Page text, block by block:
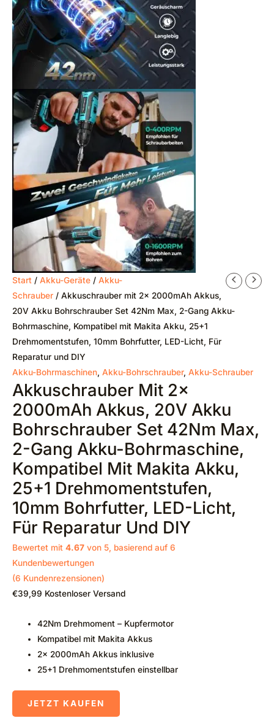
Start / Akku-Geräte / Akku-
Schrauber / Akkuschrauber mit 2x 2000mAh Akkus,
20V Akku Bohrschrauber Set 42Nm Max, 2-Gang Akku-
Bohrmaschine, Kompatibel mit Makita Akku, 25+1
Drehmomentstufen, 10mm Bohrfutter, LED-Licht, Für
Reparatur und DIY
Akku-Bohrmaschinen Akku-Bohrschrauber, Akku-Schrauber
Akkuschrauber Mit 2x
2000mAh Akkus, 20V Akku
Bohrschrauber Set 42Nm Max,
2-Gang Akku-Bohrmaschine,
Kompatibel Mit Makita Akku,
25+1 Drehmomentstufen,
10mm Bohrfutter, LED-Licht,
Für Reparatur Und DIY
Bewertet mit 4.67 von 5, basierend auf 6
Kundenbewertungen
(6 Kundenrezensionen)
€39,99 Kostenloser Versand
42Nm Drehmoment – Kupfermotor
Kompatibel mit Makita Akkus
2x 2000mAh Akkus inklusive
25+1 Drehmomentstufen einstellbar
JETZT KAUFEN